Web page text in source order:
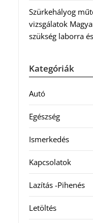
Szürkehályog
vizsgálatok
szükség laborra
Kategóriák
Autó
Egészség
Ismerkedés
Kapcsolatok
Lazítás -Pihenés
Letöltés